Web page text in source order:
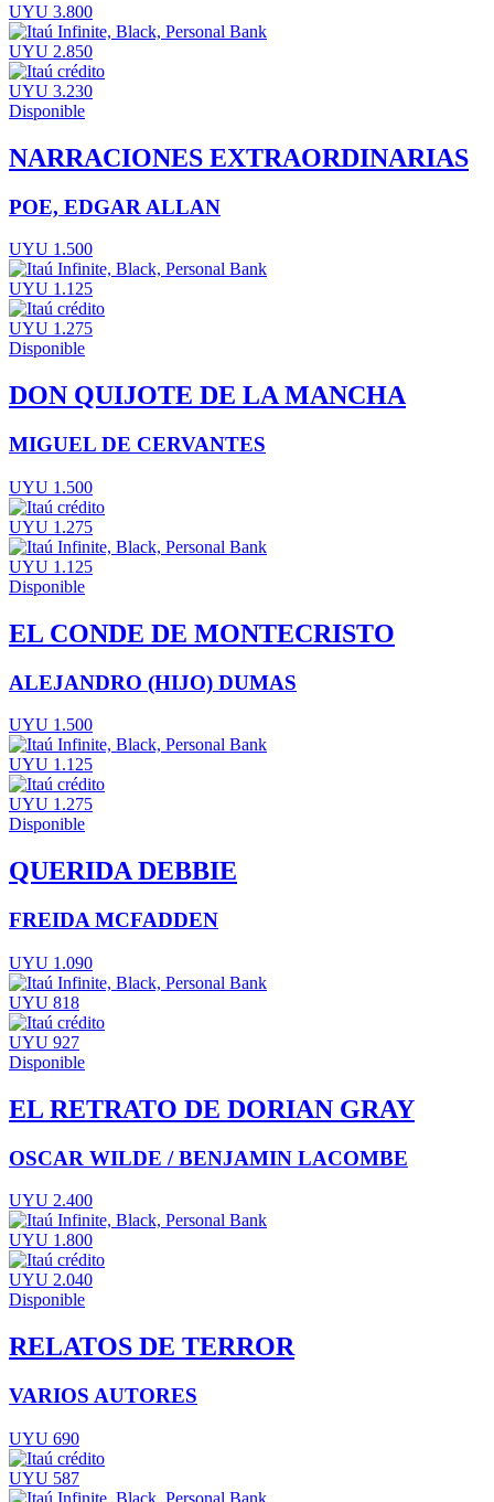
UYU 3.800
UYU 2.850
UYU 3.230
Disponible
NARRACIONES EXTRAORDINARIAS
POE, EDGAR ALLAN
UYU 1.500
UYU 1.125
UYU 1.275
Disponible
DON QUIJOTE DE LA MANCHA
MIGUEL DE CERVANTES
UYU 1.500
UYU 1.275
UYU 1.125
Disponible
EL CONDE DE MONTECRISTO
ALEJANDRO (HIJO) DUMAS
UYU 1.500
UYU 1.125
UYU 1.275
Disponible
QUERIDA DEBBIE
FREIDA MCFADDEN
UYU 1.090
UYU 818
UYU 927
Disponible
EL RETRATO DE DORIAN GRAY
OSCAR WILDE / BENJAMIN LACOMBE
UYU 2.400
UYU 1.800
UYU 2.040
Disponible
RELATOS DE TERROR
VARIOS AUTORES
UYU 690
UYU 587